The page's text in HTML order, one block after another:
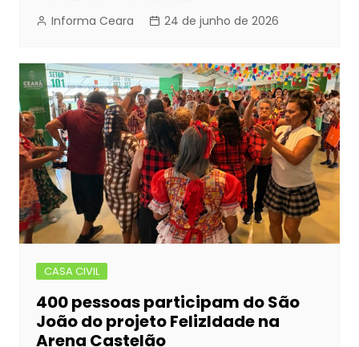
Informa Ceara 24 de junho de 2026
CASA CIVIL
400 pessoas participam do São
João do projeto FelizIdade na
Arena Castelão